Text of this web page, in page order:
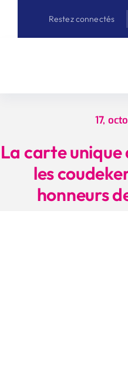
Restez connectés
17,
La carte unique
les
honneurs